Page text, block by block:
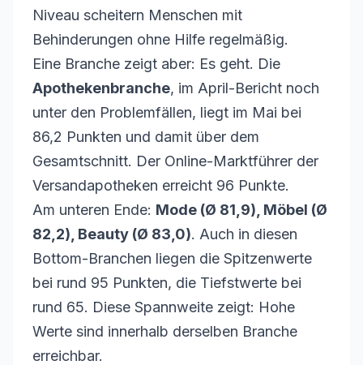
Niveau scheitern Menschen mit
Behinderungen ohne Hilfe regelmäßig.
Eine Branche zeigt aber: Es geht. Die
Apothekenbranche, im April-Bericht noch
unter den Problemfällen, liegt im Mai bei
86,2 Punkten und damit über dem
Gesamtschnitt. Der Online-Marktführer der
Versandapotheken erreicht 96 Punkte.
Am unteren Ende: Mode (Ø 81,9), Möbel (Ø
82,2), Beauty (Ø 83,0). Auch in diesen
Bottom-Branchen liegen die Spitzenwerte
bei rund 95 Punkten, die Tiefstwerte bei
rund 65. Diese Spannweite zeigt: Hohe
Werte sind innerhalb derselben Branche
erreichbar.